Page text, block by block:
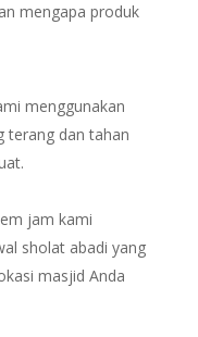
mengapa produk
menggunakan
terang dan tahan
jam kami
sholat abadi yang
masjid Anda